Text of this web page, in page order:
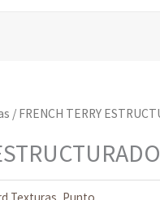
/ FRENCH TERRY